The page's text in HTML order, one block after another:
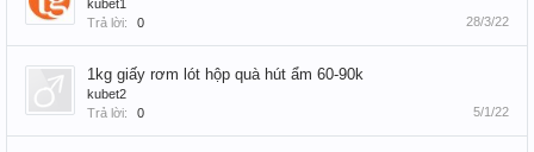
kubet1
Trả lời:
0 28/3/22
1kg giấy rơm lót hộp quà hút ẩm 60-90k
kubet2
Trả lời:
0 5/1/22